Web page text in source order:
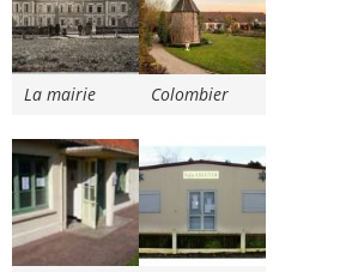
La mairie Colombier